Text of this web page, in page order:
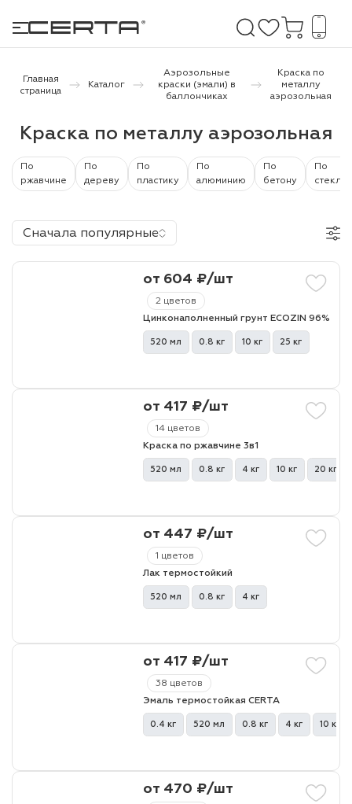
и дачи
бетону,
и эмали
Главная
страница
Каталог
Аэрозольные
краски (эмали) в
баллончиках
Краска по
металлу
аэрозольная
Краска по металлу аэрозольная
По
ржавчине
По
дереву
По
пластику
По
алюминию
По
бетону
По
стеклу
Сначала популярные
2 цветов
от 604 ₽/шт
Цинконаполненный грунт ECOZIN 96%
520 мл 0.8 кг 10 кг 25 кг
14 цветов
от 417 ₽/шт
Краска по ржавчине 3в1
520 мл 0.8 кг 4 кг 10 кг 20 кг
1 цветов
от 447 ₽/шт
Лак термостойкий
520 мл 0.8 кг 4 кг
38 цветов
от 417 ₽/шт
Эмаль термостойкая CERTA
0.4 кг 520 мл 0.8 кг 4 кг 10 кг
от 470 ₽/шт